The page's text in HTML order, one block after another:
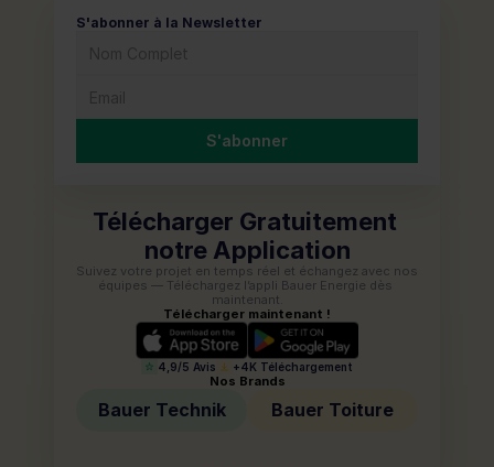
S'abonner à la Newsletter
S'abonner
Télécharger Gratuitement
notre Application
Suivez votre projet en temps réel et échangez avec nos
équipes — Téléchargez l’appli Bauer Energie dès
maintenant.
Télécharger maintenant !
4,9/5 Avis +4K Téléchargement
Nos Brands
Bauer Technik Bauer Toiture